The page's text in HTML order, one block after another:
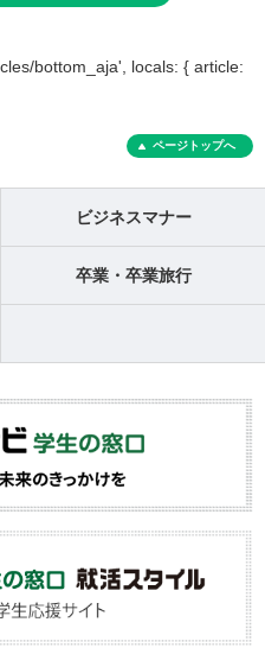
bottom_aja', locals: { article:
ページトップへ
ビジネスマナー
卒業・卒業旅行